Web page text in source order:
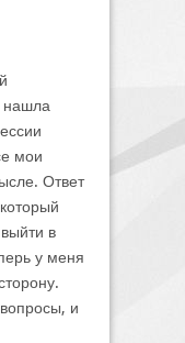
нашла
мои
Ответ
в
у меня
и